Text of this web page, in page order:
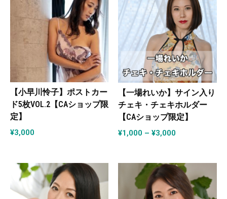
【小早川怜子】ポストカー
ド5枚VOL.2【CAショップ限
定】
¥3,000
【一場れいか】サイン入り
チェキ・チェキホルダー
【CAショップ限定】
¥1,000 – ¥3,000